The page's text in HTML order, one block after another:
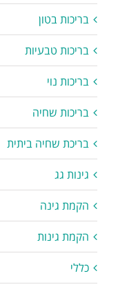
בריכות בטון
בריכות טבעיות
בריכות נוי
בריכות שחיה
בריכת שחיה ביתית
גינות גג
הקמת גינה
הקמת גינות
כללי